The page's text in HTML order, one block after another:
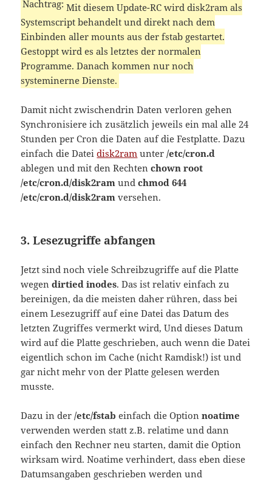
Mit diesem Update-RC wird disk2ram als
Systemscript behandelt und direkt nach dem
Einbinden aller mounts aus der fstab gestartet.
Gestoppt wird es als letztes der normalen
Programme. Danach kommen nur noch
systeminerne Dienste.
Damit nicht zwischendrin Daten verloren gehen
Synchronisiere ich zusätzlich jeweils ein mal alle 24
Stunden per Cron die Daten auf die Festplatte. Dazu
einfach die Dateidisk2ram unter/etc/cron.d
ablegen und mit den Rechtenchown root
/etc/cron.d/disk2ram undchmod 644
/etc/cron.d/disk2ram versehen.
3. Lesezugriffe abfangen
Jetzt sind noch viele Schreibzugriffe auf die Platte
wegendirtied inodes. Das ist relativ einfach zu
bereinigen, da die meisten daher rühren, dass bei
einem Lesezugriff auf eine Datei das Datum des
letzten Zugriffes vermerkt wird, Und dieses Datum
wird auf die Platte geschrieben, auch wenn die Datei
eigentlich schon im Cache (nicht Ramdisk!) ist und
gar nicht mehr von der Platte gelesen werden
musste.
Dazu in der/etc/fstab einfach die Optionnoatime
verwenden werden statt z.B. relatime und dann
einfach den Rechner neu starten, damit die Option
wirksam wird. Noatime verhindert, dass eben diese
Datumsangaben geschrieben werden und